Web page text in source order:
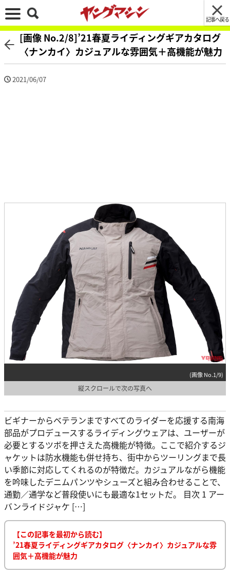
記事へ戻る
[画像 No.2/8]’21春夏ライディングギアカタログ
〈ナンカイ〉カジュアルな雰囲気＋高機能が魅力
2021/06/07
(画像 No.1/9)
縦スクロールで次の写真へ
ビギナーからベテランまですべてのライダーを応援する南海
部品がプロデュースするライディングウェアは、ユーザーが
必要とするツボを押さえた高機能が特徴。ここで紹介するジ
ャケットは防水機能も併せ持ち、街中からツーリングまで長
い季節に対応してくれるのが特徴だ。カジュアルながら機能
を吟味したデニムパンツやシューズと組み合わせることで、
通勤／通学など普段使いにも最適な1セットだ。 目次 1 アー
バンライドジャケ […]
【この記事を最初から読む】
’21春夏ライディングギアカタログ〈ナンカイ〉カジュアルな雰
囲気＋高機能が魅力